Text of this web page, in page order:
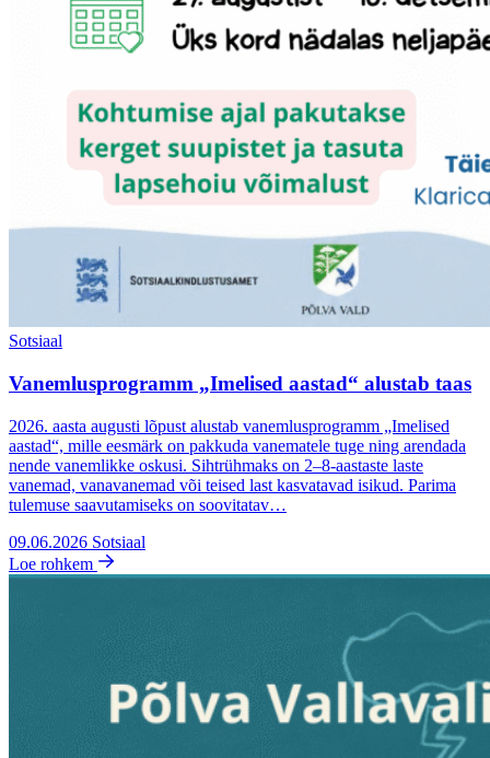
Sotsiaal
Vanemlusprogramm „Imelised aastad“ alustab taas
2026. aasta augusti lõpust alustab vanemlusprogramm „Imelised
aastad“, mille eesmärk on pakkuda vanematele tuge ning arendada
nende vanemlikke oskusi. Sihtrühmaks on 2–8-aastaste laste
vanemad, vanavanemad või teised last kasvatavad isikud. Parima
tulemuse saavutamiseks on soovitatav…
09.06.2026 Sotsiaal
Loe rohkem